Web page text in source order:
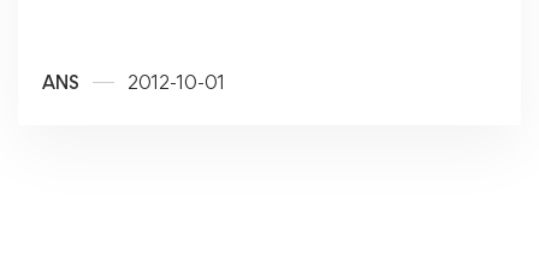
ANS 2012-10-01